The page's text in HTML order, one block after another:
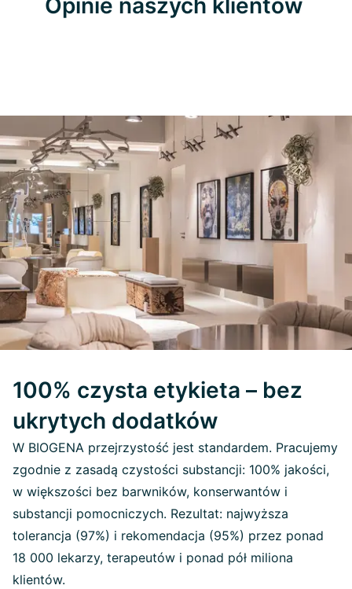
Opinie naszych klientów
100% czysta etykieta – bez
ukrytych dodatków
W BIOGENA przejrzystość jest standardem. Pracujemy
zgodnie z zasadą czystości substancji: 100% jakości,
w większości bez barwników, konserwantów i
substancji pomocniczych. Rezultat: najwyższa
tolerancja (97%) i rekomendacja (95%) przez ponad
18 000 lekarzy, terapeutów i ponad pół miliona
klientów.